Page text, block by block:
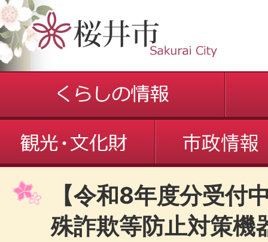
【令和8年度分受付
殊詐欺等防止対策機